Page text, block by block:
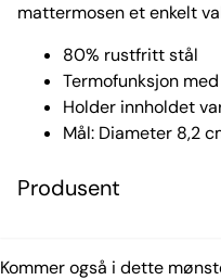
mattermosen et enkelt
80% rustfritt stål
Termofunksjon
Holder innholdet
Mål: Diameter 8,2
Produsent
Kommer også i dette